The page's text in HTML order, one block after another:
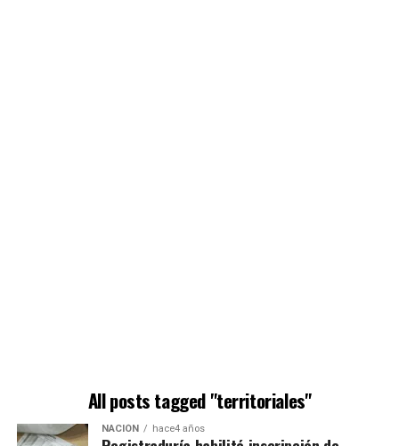
All posts tagged "territoriales"
NACIÓN hace4 años